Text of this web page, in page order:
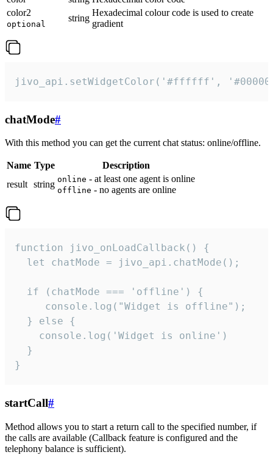
color2
optional
string
Hexadecimal colour code is used to create
gradient
jivo_api.setWidgetColor('#ffffff',
chatMode#
With this method you can get the current chat status: online/offline.
Name Type
Description
result string online - at least one agent is online
offline - no agents are online
function jivo_onLoadCallback() {
  let chatMode = jivo_api.chatMode();
  if (chatMode === 'offline') {
     console.log("Widget is offline");
  } else {
    console.log('Widget is online')
  }
}
startCall#
Method allows you to start a return call to the specified number, if
the calls are available (Callback feature is configured and the
telephony balance is sufficient).